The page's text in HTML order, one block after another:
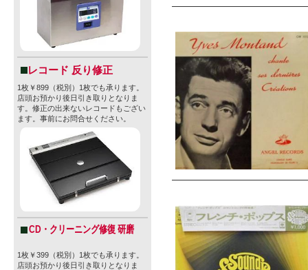
レコード 反り修正
1枚￥899（税別）1枚でも承ります。
店頭お預かり後日引き取りとなりま
す。修正の出来ないレコードもござい
ます。事前にお問合せください。
CD・クリーニング修復 研磨
1枚￥399（税別）1枚でも承ります。
店頭お預かり後日引き取りとなりま